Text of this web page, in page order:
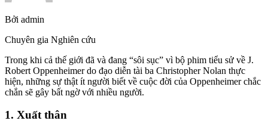
Bởi admin
Chuyên gia Nghiên cứu
Trong khi cả thế giới đã và đang “sôi sục” vì bộ phim tiểu sử về J.
Robert Oppenheimer do đạo diễn tài ba Christopher Nolan thực
hiện, những sự thật ít người biết về cuộc đời của Oppenheimer chắc
chắn sẽ gây bất ngờ với nhiều người.
1. Xuất thân